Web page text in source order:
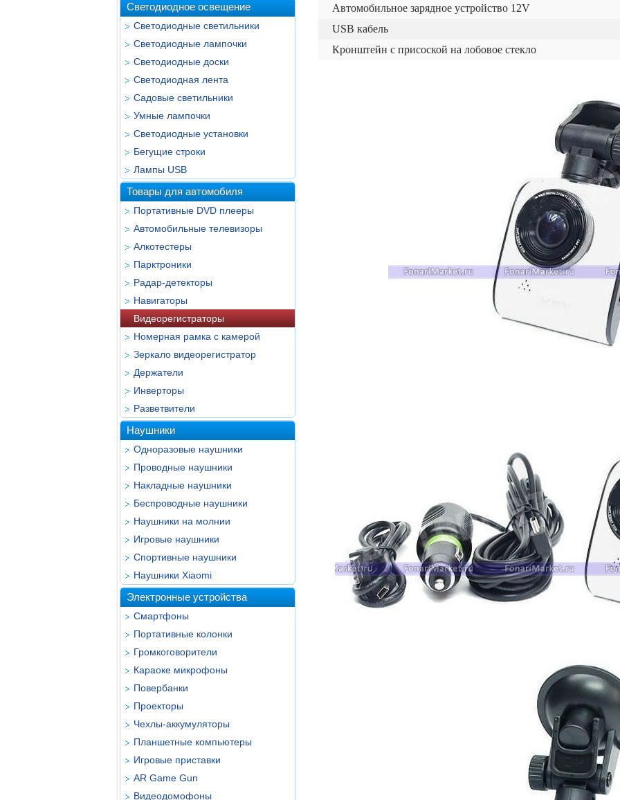
Светодиодное освещение
Светодиодные светильники
Светодиодные лампочки
Светодиодные доски
Светодиодная лента
Садовые светильники
Умные лампочки
Светодиодные установки
Бегущие строки
Лампы USB
Товары для автомобиля
Портативные DVD плееры
Автомобильные телевизоры
Алкотестеры
Парктроники
Радар-детекторы
Навигаторы
Видеорегистраторы
Номерная рамка с камерой
Зеркало видеорегистратор
Держатели
Инверторы
Разветвители
Наушники
Одноразовые наушники
Проводные наушники
Накладные наушники
Беспроводные наушники
Наушники на молнии
Игровые наушники
Спортивные наушники
Наушники Xiaomi
Электронные устройства
Смартфоны
Портативные колонки
Громкоговорители
Караоке микрофоны
Повербанки
Проекторы
Чехлы-аккумуляторы
Планшетные компьютеры
Игровые приставки
AR Game Gun
Видеодомофоны
Автомобильное зарядное устройство 12V
USB кабель
Кронштейн с присоской на лобовое стекло